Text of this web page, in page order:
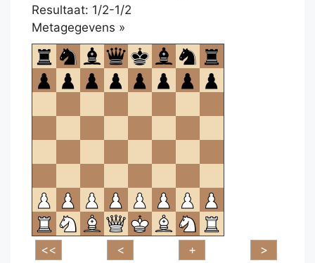
Resultaat: 1/2-1/2
Metagegevens »
om
te
openen.